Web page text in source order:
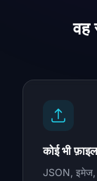
वह
कोई भी
JSON, इमेज,